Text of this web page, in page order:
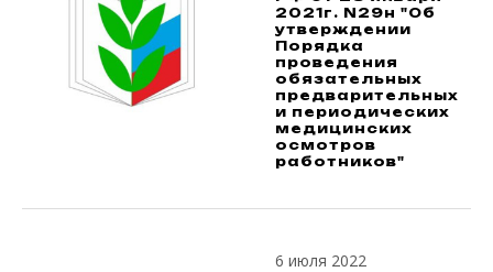
2021г. N29н "Об
утверждении
Порядка
проведения
обязательных
предварительных
и периодических
медицинских
осмотров
работников"
6 июля 2022